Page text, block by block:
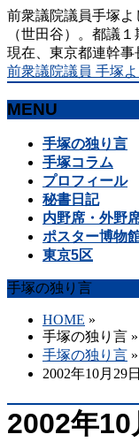
前衆議院議員手塚
（世田谷）。都議
現在、東京都連幹事
前衆議院議員 手塚
MENU
手塚の独り言
手塚コラム
プロフィール
秘書日記
内野席・外野
ポスター博物
東京5区
手塚の独り言
HOME »
手塚の独り言 »
手塚の独り言 »
2002年10月29日
2002年10